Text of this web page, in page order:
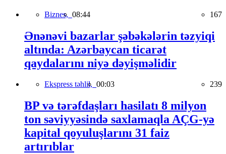
Biznes, 08:44 167
Ənənəvi bazarlar şəbəkələrin təzyiqi
altında: Azərbaycan ticarət
qaydalarını niyə dəyişməlidir
Ekspress təhlil, 00:03 239
BP və tərəfdaşları hasilatı 8 milyon
ton səviyyəsində saxlamaqla AÇG-yə
kapital qoyuluşlarını 31 faiz
artırıblar